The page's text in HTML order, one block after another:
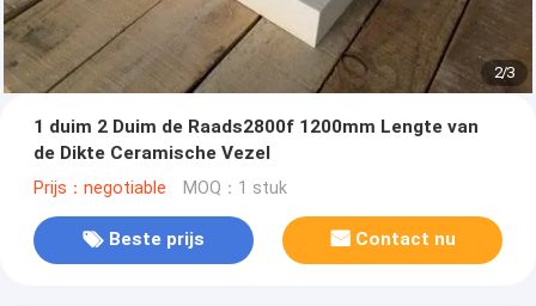
2/3
1 duim 2 Duim de Raads2800f 1200mm Lengte van
de Dikte Ceramische Vezel
Prijs：negotiable MOQ：1 stuk
Beste prijs Contact nu